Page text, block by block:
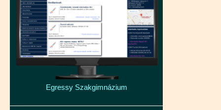
Egressy Szakgimnázium